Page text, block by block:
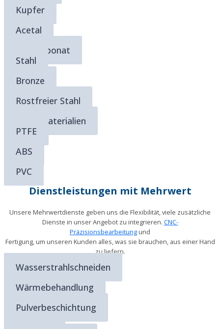
Kupfer
Acetal
Polycarbonat
Stahl
Bronze
Rostfreier Stahl
Mehr Materialien
PTFE
ABS
PVC
Dienstleistungen mit Mehrwert
Unsere Mehrwertdienste geben uns die Flexibilität, viele zusätzliche
Dienste in unser Angebot zu integrieren. CNC-
Präzisionsbearbeitung und
Fertigung, um unseren Kunden alles, was sie brauchen, aus einer Hand
zu liefern.
Wasserstrahlschneiden
Wärmebehandlung
Pulverbeschichtung